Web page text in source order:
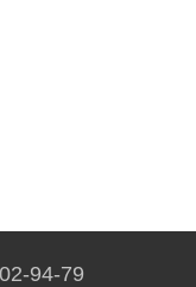
94-79